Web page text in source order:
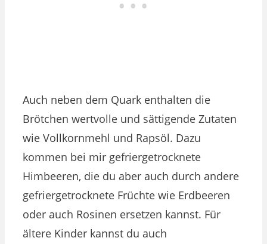
Auch neben dem Quark enthalten die
Brötchen wertvolle und sättigende Zutaten
wie Vollkornmehl und Rapsöl. Dazu
kommen bei mir gefriergetrocknete
Himbeeren, die du aber auch durch andere
gefriergetrocknete Früchte wie Erdbeeren
oder auch Rosinen ersetzen kannst. Für
ältere Kinder kannst du auch